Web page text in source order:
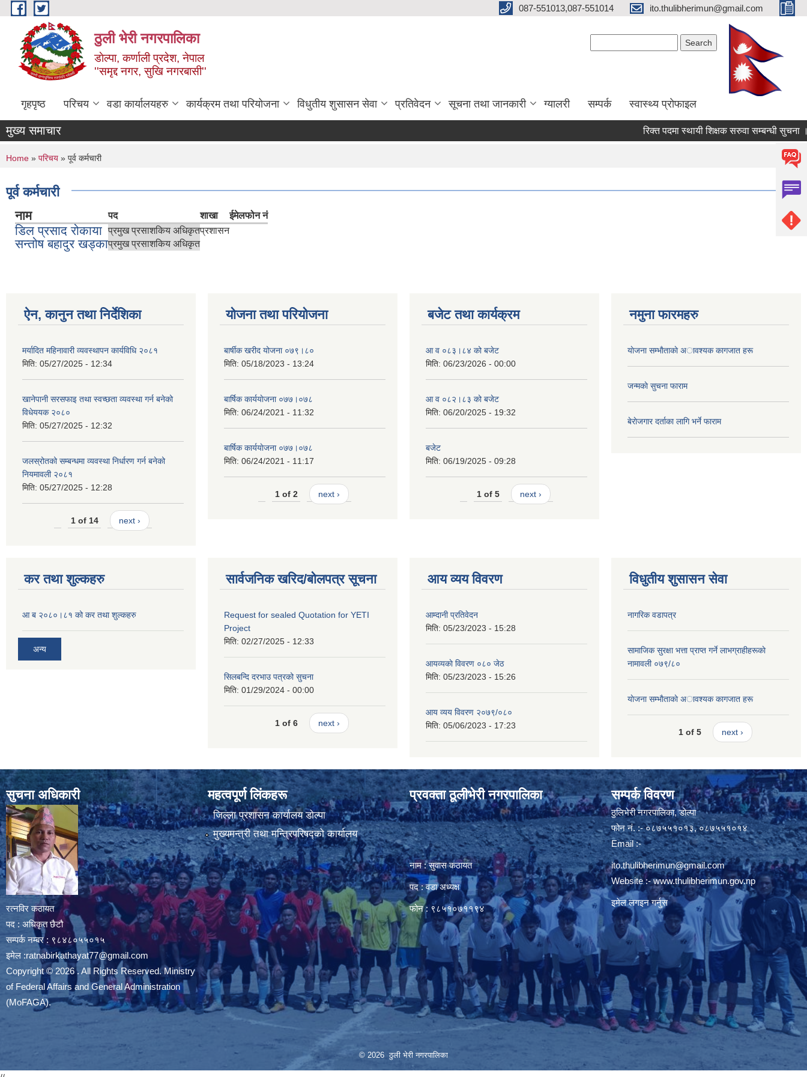
Skip to main content 087-551013,087-551014 ito.thulibherimun@gmail.com
ठुली भेरी नगरपालिका
डाेल्पा, कर्णाली प्रदेश, नेपाल
''समृद्द नगर, सुखि नगरबासी''
गृहपृष्ठ परिचय वडा कार्यालयहरु कार्यक्रम तथा परियोजना विधुतीय शुसासन सेवा प्रतिवेदन सूचना तथा जानकारी ग्यालरी सम्पर्क स्वास्थ्य प्राेफाइल
मुख्य समाचार रिक्त पदमा स्थायी शिक्षक सरुवा सम्बन्धी सुचना ।
You are here
Home » परिचय » पूर्व कर्मचारी
पूर्व कर्मचारी
नाम पद शाखा ईमेलफोन नं
डिल प्रसाद रोकाया प्रमुख प्रसाशकिय अधिकृतप्रशासन
सन्तोष बहादुर खड्काप्रमुख प्रसाशकिय अधिकृत
ऐन, कानुन तथा निर्देशिका
मर्यादित महिनावारी व्यवस्थापन कार्यविधि २०८१
मिति: 05/27/2025 - 12:34
खानेपानी सरसफाइ तथा स्वच्छता व्यवस्था गर्न बनेको
विधेययक २०८०
मिति: 05/27/2025 - 12:32
जलस्रोतको सम्बन्धमा व्यवस्था निर्धारण गर्न बनेको
नियमावली २०८१
मिति: 05/27/2025 - 12:28
1 of 14 next ›
योजना तथा परियोजना
बार्षीक खरीद योजना ०७९।८०
मिति: 05/18/2023 - 13:24
बार्षिक कार्ययाेजना ०७७।०७८
मिति: 06/24/2021 - 11:32
बार्षिक कार्ययाेजना ०७७।०७८
मिति: 06/24/2021 - 11:17
1 of 2 next ›
बजेट तथा कार्यक्रम
आ व ०८३।८४ को बजेट
मिति: 06/23/2026 - 00:00
आ व ०८२।८३ को बजेट
मिति: 06/20/2025 - 19:32
बजेट
मिति: 06/19/2025 - 09:28
1 of 5 next ›
नमुना फारमहरु
याेजना सम्भाैताकाे अावश्यक कागजात हरू
जन्मकाे सुचना फाराम
बेराेजगार दर्ताका लागि भर्ने फाराम
कर तथा शुल्कहरु
आ ब २०८०।८१ को कर तथा शुल्कहरु
अन्य
सार्वजनिक खरिद/बोलपत्र सूचना
Request for sealed Quotation for YETI
Project
मिति: 02/27/2025 - 12:33
सिलबन्दि दरभाउ पत्रको सुचना
मिति: 01/29/2024 - 00:00
1 of 6 next ›
आय व्यय विवरण
आम्दानी प्रतिवेदन
मिति: 05/23/2023 - 15:28
आयव्यकाे विवरण ०८० जेठ
मिति: 05/23/2023 - 15:26
आय व्यय विवरण २०७९/०८०
मिति: 05/06/2023 - 17:23
विधुतीय शुसासन सेवा
नागरिक वडापत्र
सामाजिक सुरक्षा भत्ता प्राप्त गर्ने लाभग्राहीहरूकाे
नामावली ०७९/८०
याेजना सम्भाैताकाे अावश्यक कागजात हरू
1 of 5 next ›
सुचना अधिकारी
रत्नविर कठायत
पद : अधिकृत छैटौ
सम्पर्क नम्बर : ९८४८०५५०१५
इमेल :ratnabirkathayat77@gmail.com
Copyright © 2026 . All Rights Reserved. Ministry
of Federal Affairs and General Administration
(MoFAGA).
महत्वपूर्ण लिंकहरू
जिल्ला प्रशासन कार्यालय डाेल्पा
मुख्यमन्त्री तथा मन्त्रिपरिषद्को कार्यालय
प्रवक्ता ठूलीभेरी नगरपालिका
नाम : सुवास कठायत
पद : वडा अध्यक्ष
फोन : ९८५१०७११९४
सम्पर्क विवरण
ठुलिभेरी नगरपालिका, डोल्पा
फोन नं. :- ०८७५५१०१३, ०८७५५१०१४
Email :-
ito.thulibherimun@gmail.com
Website :-www.thulibherimun.gov.np
इमेल लगइन गर्नुस
© 2026 ठुली भेरी नगरपालिका